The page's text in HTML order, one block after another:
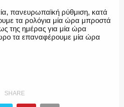
πανευρωπαϊκή ρύθμιση, κατά
τα ρολόγια μία ώρα μπροστά
της ημέρας για μία ώρα
τα επαναφέρουμε μία ώρα
SHARE